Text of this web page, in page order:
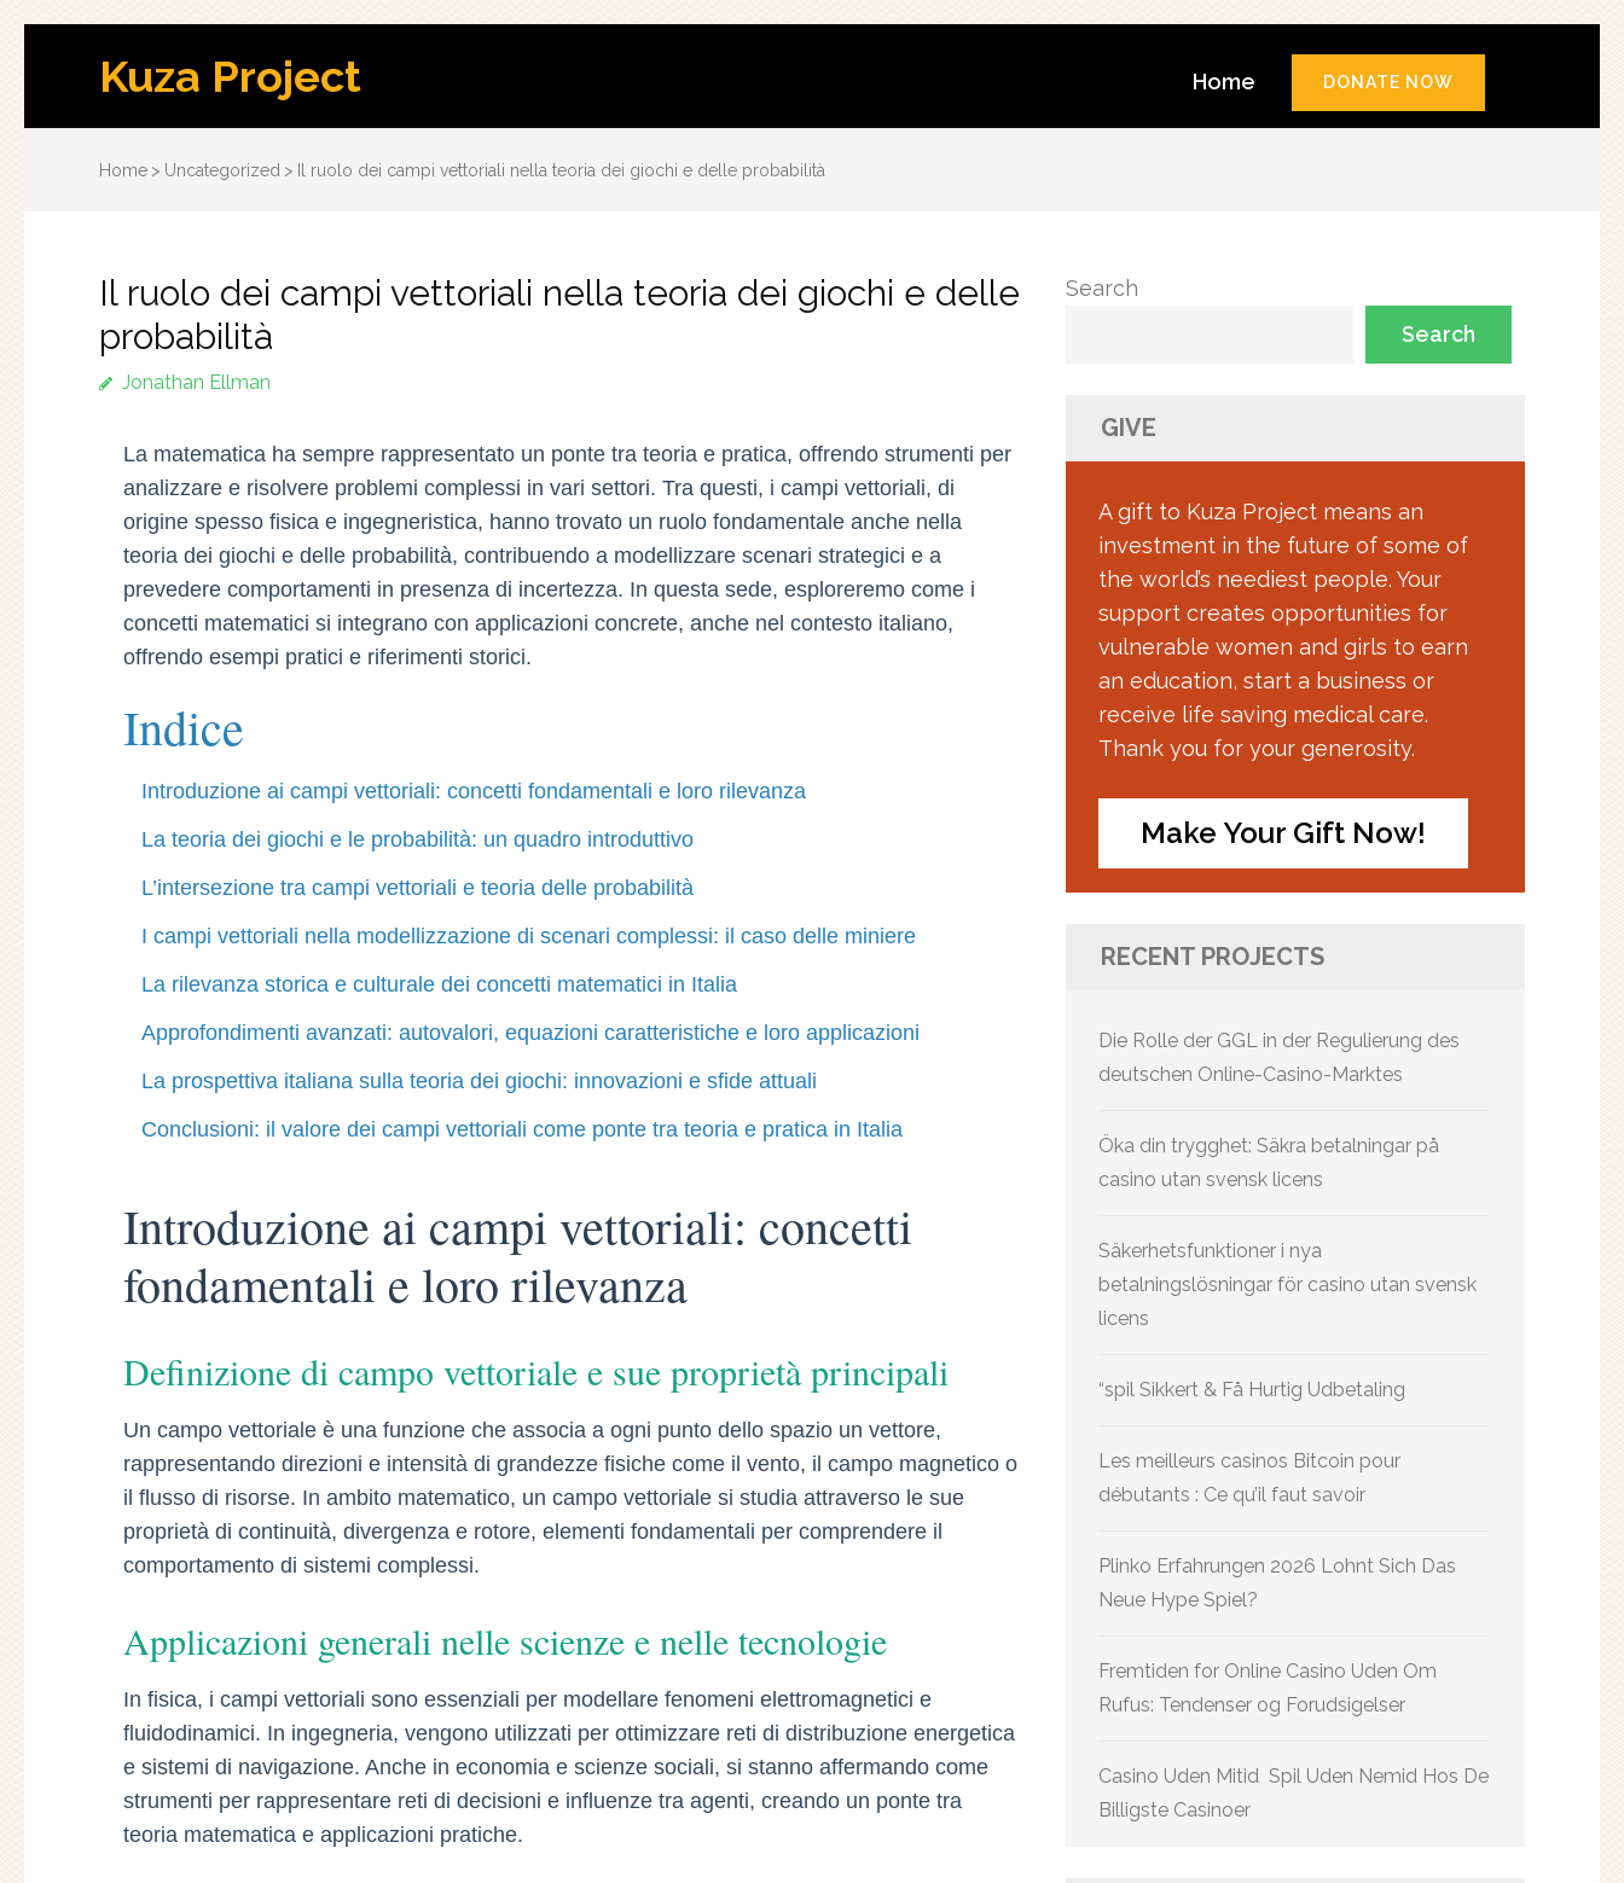
Kuza Project Home DONATE NOW
Home > Uncategorized > Il ruolo dei campi vettoriali nella teoria dei giochi e delle probabilità
Il ruolo dei campi vettoriali nella teoria dei giochi e delle
probabilità
Jonathan Ellman
La matematica ha sempre rappresentato un ponte tra teoria e pratica, offrendo strumenti per
analizzare e risolvere problemi complessi in vari settori. Tra questi, i campi vettoriali, di
origine spesso fisica e ingegneristica, hanno trovato un ruolo fondamentale anche nella
teoria dei giochi e delle probabilità, contribuendo a modellizzare scenari strategici e a
prevedere comportamenti in presenza di incertezza. In questa sede, esploreremo come i
concetti matematici si integrano con applicazioni concrete, anche nel contesto italiano,
offrendo esempi pratici e riferimenti storici.
Indice
Introduzione ai campi vettoriali: concetti fondamentali e loro rilevanza
La teoria dei giochi e le probabilità: un quadro introduttivo
L’intersezione tra campi vettoriali e teoria delle probabilità
I campi vettoriali nella modellizzazione di scenari complessi: il caso delle miniere
La rilevanza storica e culturale dei concetti matematici in Italia
Approfondimenti avanzati: autovalori, equazioni caratteristiche e loro applicazioni
La prospettiva italiana sulla teoria dei giochi: innovazioni e sfide attuali
Conclusioni: il valore dei campi vettoriali come ponte tra teoria e pratica in Italia
Introduzione ai campi vettoriali: concetti
fondamentali e loro rilevanza
Definizione di campo vettoriale e sue proprietà principali
Un campo vettoriale è una funzione che associa a ogni punto dello spazio un vettore,
rappresentando direzioni e intensità di grandezze fisiche come il vento, il campo magnetico o
il flusso di risorse. In ambito matematico, un campo vettoriale si studia attraverso le sue
proprietà di continuità, divergenza e rotore, elementi fondamentali per comprendere il
comportamento di sistemi complessi.
Applicazioni generali nelle scienze e nelle tecnologie
In fisica, i campi vettoriali sono essenziali per modellare fenomeni elettromagnetici e
fluidodinamici. In ingegneria, vengono utilizzati per ottimizzare reti di distribuzione energetica
e sistemi di navigazione. Anche in economia e scienze sociali, si stanno affermando come
strumenti per rappresentare reti di decisioni e influenze tra agenti, creando un ponte tra
teoria matematica e applicazioni pratiche.
Search
Search
GIVE
A gift to Kuza Project means an
investment in the future of some of
the world’s neediest people. Your
support creates opportunities for
vulnerable women and girls to earn
an education, start a business or
receive life saving medical care.
Thank you for your generosity.
Make Your Gift Now!
RECENT PROJECTS
Die Rolle der GGL in der Regulierung des
deutschen Online-Casino-Marktes
Öka din trygghet: Säkra betalningar på
casino utan svensk licens
Säkerhetsfunktioner i nya
betalningslösningar för casino utan svensk
licens
“spil Sikkert & Få Hurtig Udbetaling
Les meilleurs casinos Bitcoin pour
débutants : Ce qu’il faut savoir
Plinko Erfahrungen 2026 Lohnt Sich Das
Neue Hype Spiel?
Fremtiden for Online Casino Uden Om
Rufus: Tendenser og Forudsigelser
Casino Uden Mitid ️ Spil Uden Nemid Hos De
Billigste Casinoer